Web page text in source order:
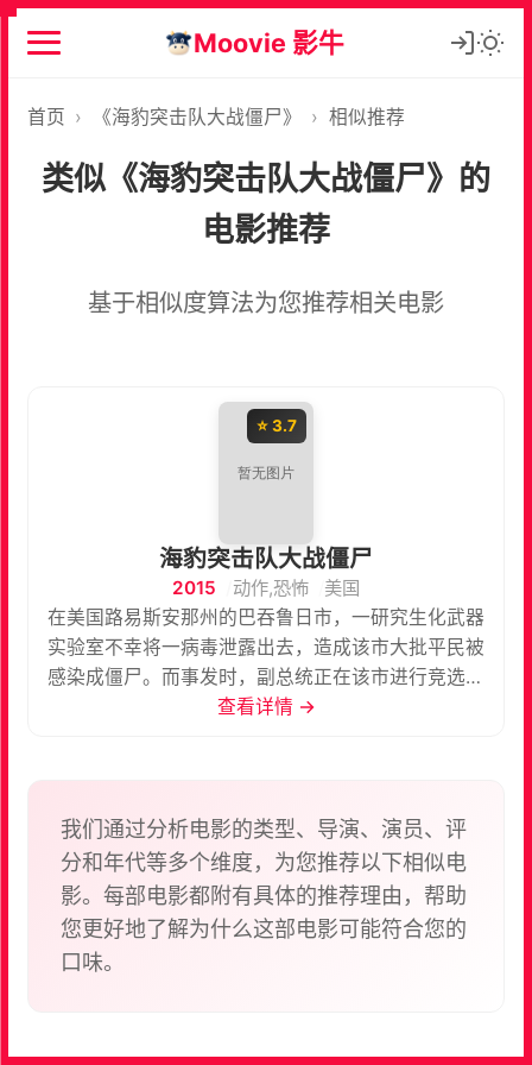
Moovie 影牛
首页 › 《海豹突击队大战僵尸》 › 相似推荐
类似《海豹突击队大战僵尸》的
电影推荐
基于相似度算法为您推荐相关电影
⭐ 3.7
海豹突击队大战僵尸
2015 动作,恐怖
美国
在美国路易斯安那州的巴吞鲁日市，一研究生化武器
实验室不幸将一病毒泄露出去，造成该市大批平民被
感染成僵尸。而事发时，副总统正在该市进行竞选演
讲，因此海军一海豹突击队奉命去营救副总统。因该
查看详情 →
我们通过分析电影的类型、导演、演员、评
分和年代等多个维度，为您推荐以下相似电
影。每部电影都附有具体的推荐理由，帮助
您更好地了解为什么这部电影可能符合您的
口味。